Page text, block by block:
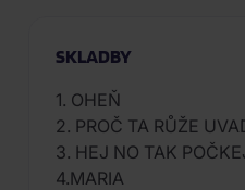
SKLADBY
1. OHEŇ
2. PROČ TA RŮŽE
3. HEJ NO TAK
4.MARIA